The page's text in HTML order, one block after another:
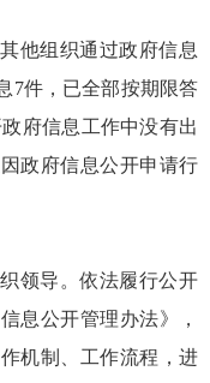
他组织通过政府信息
7件，已全部按期限答
府信息工作中没有出
政府信息公开申请行
领导。依法履行公开
息公开管理办法》，
机制、工作流程，进